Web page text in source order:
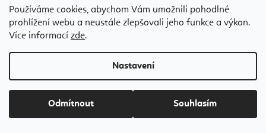
Používáme cookies, abychom Vám umožnili pohodlné
prohlížení webu a neustále zlepšovali jeho funkce a výkon.
Více informací zde.
Nastavení
Odmítnout Souhlasím
od944 Kč
983 Kč (až –3 %)